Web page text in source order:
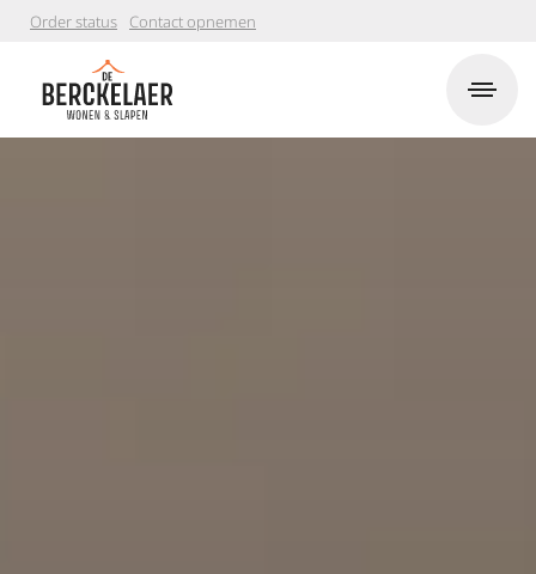
Order status Contact opnemen